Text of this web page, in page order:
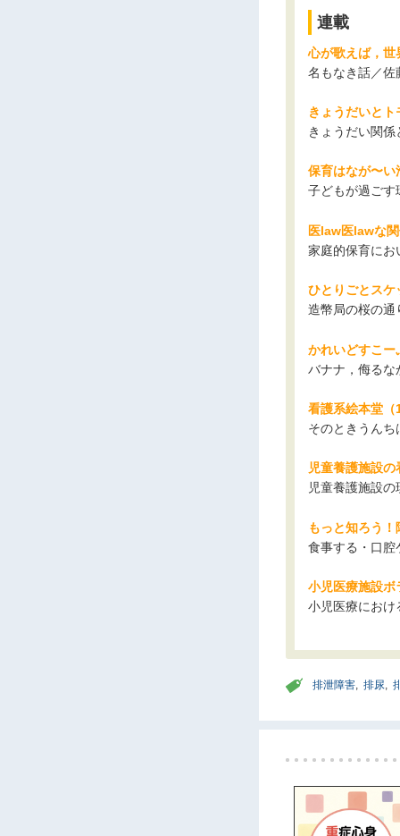
連載
心が歌えば，世
名もなき話／佐
きょうだいと
きょうだい関
保育はなが〜い
子どもが過ごす
医law医lawな
家庭的保育にお
ひとりごとスケ
造幣局の桜の通
かれいどすこー
バナナ，侮るな
看護系絵本堂（
そのときうん
児童養護施設
児童養護施設
もっと知ろう
食事する・口
小児医療施設ボ
小児医療におけ
排泄障害 排尿